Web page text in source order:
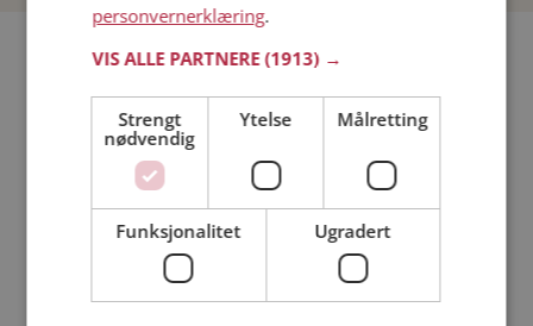
Bli medlem gratis!
Jeg er en: Mann Kvinne
Min alder:
personvernerklæring.
VIS ALLE PARTNERE(1913) →
Strengt
nødvendig
Ytelse Målretting
Funksjonalitet Ugradert